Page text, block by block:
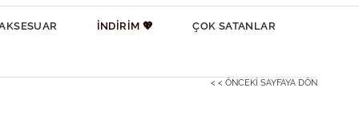
İNDİRİM 💖 ÇOK SATANLAR
< < ÖNCEKI SAYFAYA DÖN